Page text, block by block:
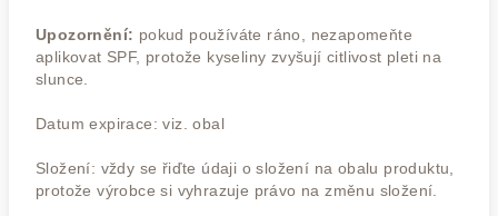
Upozornění: pokud používáte ráno, nezapomeňte
aplikovat SPF, protože kyseliny zvyšují citlivost pleti na
slunce.
Datum expirace: viz. obal
Složení: vždy se řiďte údaji o složení na obalu produktu,
protože výrobce si vyhrazuje právo na změnu složení.